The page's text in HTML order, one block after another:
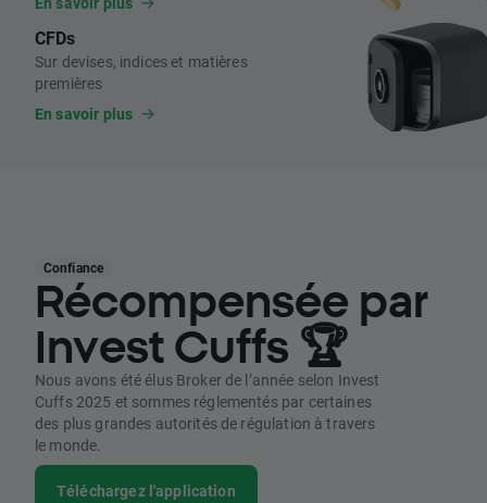
CFDs
Sur devises, indices et matières
premières
En savoir plus
Confiance
Récompensée par
Invest Cuffs 🏆
Nous avons été élus Broker de l’année selon Invest
Cuffs 2025 et sommes réglementés par certaines
des plus grandes autorités de régulation à travers
le monde.
Téléchargez l'application